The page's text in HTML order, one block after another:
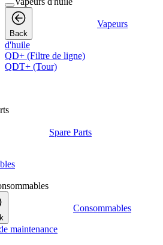
Back
Vapeurs
d'huile
QD+ (Filtre de ligne)
QDT+ (Tour)
Spare Parts
Consommables
maintenance